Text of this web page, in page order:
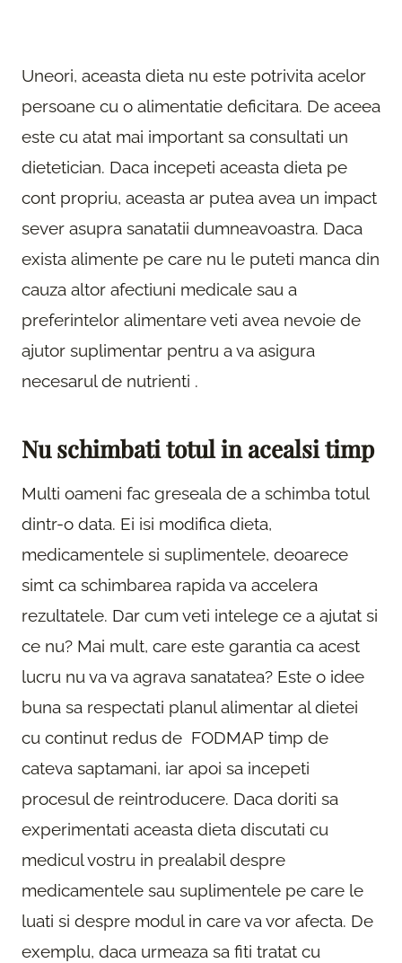
Uneori, aceasta dieta nu este potrivita acelor
persoane cu o alimentatie deficitara. De aceea
este cu atat mai important sa consultati un
dietetician. Daca incepeti aceasta dieta pe
cont propriu, aceasta ar putea avea un impact
sever asupra sanatatii dumneavoastra. Daca
exista alimente pe care nu le puteti manca din
cauza altor afectiuni medicale sau a
preferintelor alimentare veti avea nevoie de
ajutor suplimentar pentru a va asigura
necesarul de nutrienti .
Nu schimbati totul in acealsi timp
Multi oameni fac greseala de a schimba totul
dintr-o data. Ei isi modifica dieta,
medicamentele si suplimentele, deoarece
simt ca schimbarea rapida va accelera
rezultatele. Dar cum veti intelege ce a ajutat si
ce nu? Mai mult, care este garantia ca acest
lucru nu va va agrava sanatatea? Este o idee
buna sa respectati planul alimentar al dietei
cu continut redus de FODMAP timp de
cateva saptamani, iar apoi sa incepeti
procesul de reintroducere. Daca doriti sa
experimentati aceasta dieta discutati cu
medicul vostru in prealabil despre
medicamentele sau suplimentele pe care le
luati si despre modul in care va vor afecta. De
exemplu, daca urmeaza sa fiti tratat cu